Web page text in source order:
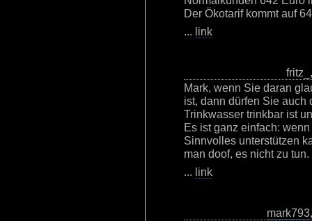
Der Ökotarif kommt auf
... link
Mark, wenn Sie daran
ist, dann dürfen Sie auch
Trinkwasser trinkbar ist
Es ist ganz einfach:
Sinnvolles unterstützen
man doof, es nicht zu tun.
... link
mark793